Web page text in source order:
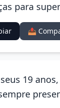
para
📤
19